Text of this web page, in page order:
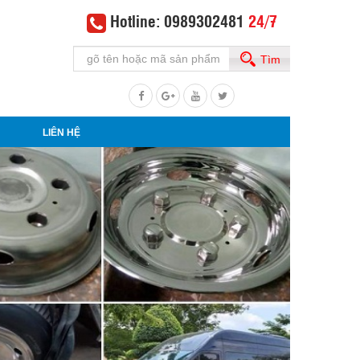
Hotline: 0989302481 24/7
Tìm
LIÊN HỆ